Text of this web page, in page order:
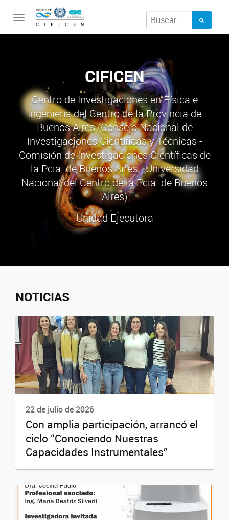
Toggle
navigation
CIFICEN
Centro de Investigaciones en Física e
Ingeniería del Centro de la Provincia de
Buenos Aires (Consejo Nacional de
Investigaciones Científicas y Técnicas -
Comisión de Investigaciones Científicas de
la Pcia. de Buenos Aires - Universidad
Nacional del Centro de la Pcia. de Buenos
Aires)
Unidad Ejecutora
NOTICIAS
22 de julio de 2026
Con amplia participación, arrancó el
ciclo “Conociendo Nuestras
Capacidades Instrumentales”